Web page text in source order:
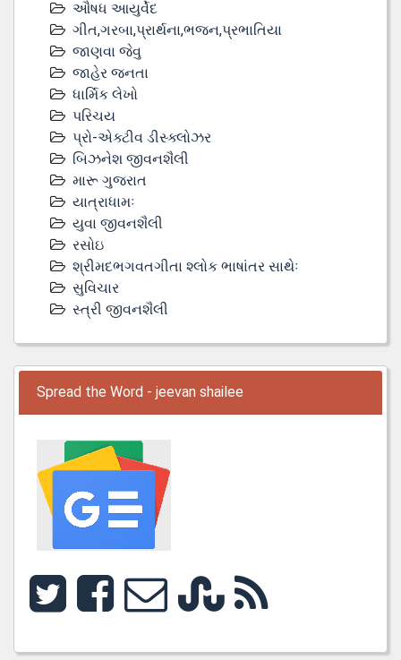
ઔષધ આયુર્વેદ
ગીત,ગરબા,પ્રાર્થના,ભજન,પ્રભાતિયા
જાણવા જેવુ
જાહેર જનતા
ધાર્મિક લેખો
પરિચય
પ્રો-એક્ટીવ ડીસ્‍ક્લોઝર
બિઝનેશ જીવનશૈલી
મારૂ ગુજરાત
યાત્રાધામઃ
યુવા જીવનશૈલી
રસોઇ
શ્રીમદભગવતગીતા શ્લોક ભાષાંતર સાથેઃ
સુવિચાર
સ્ત્રી જીવનશૈલી
Spread the Word - jeevan shailee